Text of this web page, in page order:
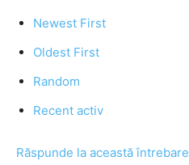
Newest First
Oldest First
Random
Recent activ
Răspunde la această întrebare